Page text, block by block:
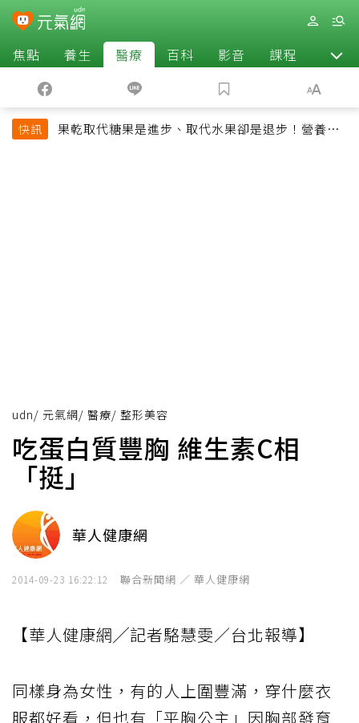
焦點 養生 醫療 百科 影音 課程 退休
快訊
果乾取代糖果是進步、取代水果卻是退步！營養師
udn/ 元氣網/ 醫療/ 整形美容
吃蛋白質豐胸 維生素C相
「挺」
華人健康網
2014-09-23 16:22:12 聯合新聞網 ／ 華人健康網
【華人健康網╱記者駱慧雯／台北報導】
同樣身為女性，有的人上圍豐滿，穿什麼衣
服都好看，但也有「平胸公主」因胸部發育